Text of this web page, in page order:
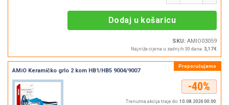
Dodaj u košaricu
SKU: AMIO03059
Najniža cijena u zadnjih 30 dana: 3,17 €
AMiO Keramičko grlo 2 kom HB1/HB5 9004/9007
-40%
Trenutna akcija traje do: 10.08.2026 00:00.